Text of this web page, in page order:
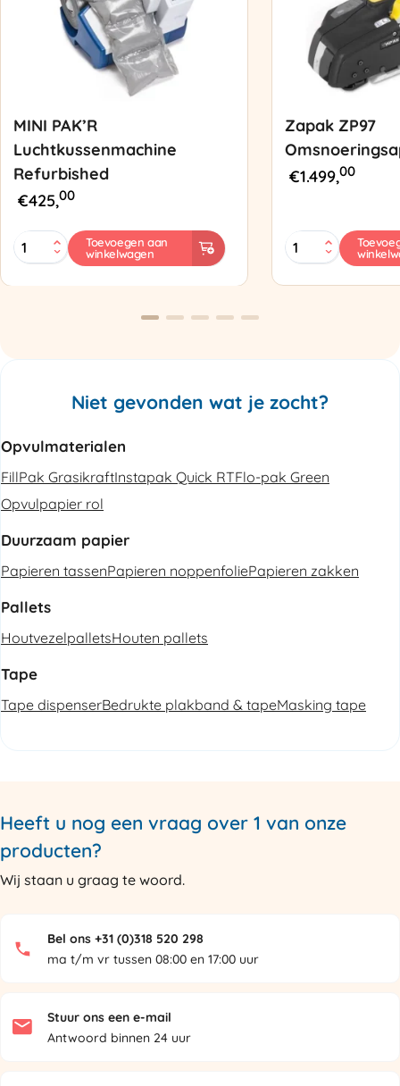
MINI PAK’R
Luchtkussenmachine
Refurbished
€425,00
MINI
PAK'R
Toevoegen aan
winkelwagen
Zapak ZP97
€1.499,00
Zapak
ZP97
aantal
Niet gevonden wat je zocht?
Opvulmaterialen
FillPak GrasikraftInstapak Quick RTFlo-pak Green
Opvulpapier rol
Duurzaam papier
Papieren tassenPapieren noppenfoliePapieren zakken
Pallets
HoutvezelpalletsHouten pallets
Tape
Tape dispenserBedrukte plakband & tapeMasking tape
Heeft u nog een vraag over 1 van onze
producten?
Wij staan u graag te woord.
Bel ons +31 (0)318 520 298
ma t/m vr tussen 08:00 en 17:00 uur
Stuur ons een e-mail
Antwoord binnen 24 uur